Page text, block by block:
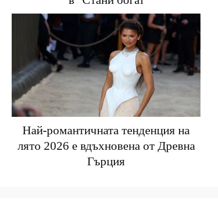
Най-романтичната тенденция на
лято 2026 е вдъхновена от Древна
Гърция